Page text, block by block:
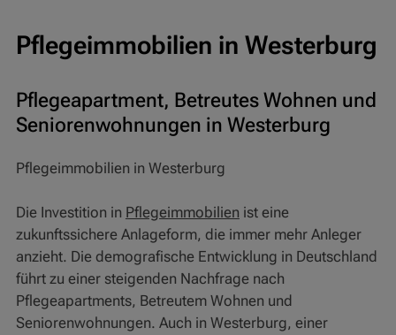
Pflegeimmobilien in Westerburg
Pflegeapartment, Betreutes Wohnen und
Seniorenwohnungen in Westerburg
Pflegeimmobilien in Westerburg
Die Investition in Pflegeimmobilien ist eine
zukunftssichere Anlageform, die immer mehr Anleger
anzieht. Die demografische Entwicklung in Deutschland
führt zu einer steigenden Nachfrage nach
Pflegeapartments, Betreutem Wohnen und
Seniorenwohnungen. Auch in Westerburg, einer